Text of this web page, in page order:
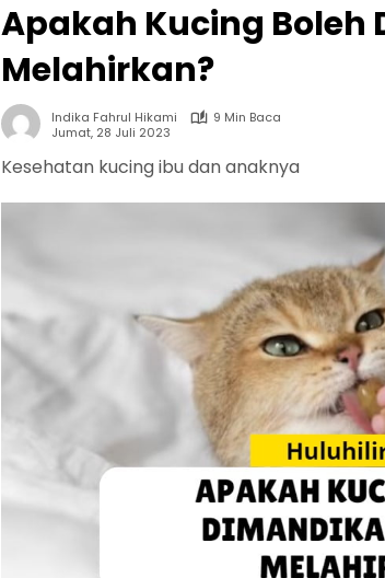
Apakah Kucing Boleh
Melahirkan?
Indika Fahrul Hikami
9 Min Baca
Jumat, 28 Juli 2023
Kesehatan kucing ibu dan anaknya